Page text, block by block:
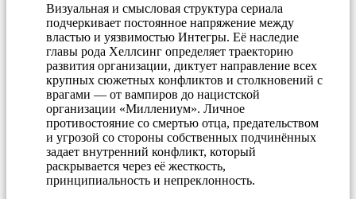
Визуальная и смысловая структура сериала
подчеркивает постоянное напряжение между
властью и уязвимостью Интегры. Её наследие
главы рода Хеллсинг определяет траекторию
развития организации, диктует направление всех
крупных сюжетных конфликтов и столкновений с
врагами — от вампиров до нацистской
организации «Миллениум». Личное
противостояние со смертью отца, предательством
и угрозой со стороны собственных подчинённых
задает внутренний конфликт, который
раскрывается через её жесткость,
принципиальность и непреклонность.